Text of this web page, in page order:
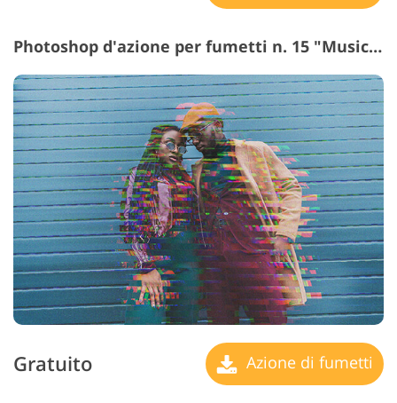
Photoshop d'azione per fumetti n. 15 "Music Inside"
Gratuito Azione di fumetti